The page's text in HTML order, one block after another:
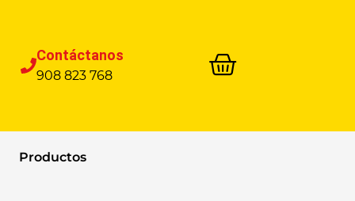
Contáctanos
908 823 768
Productos